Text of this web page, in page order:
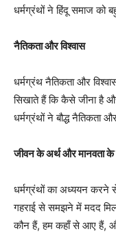
धर्मग्रंथों ने हिंदू समाज को
नैतिकता और विश्वास
धर्मग्रंथ नैतिकता और
सिखाते हैं कि कैसे जीना है
धर्मग्रंथों ने बौद्ध नैतिकता
जीवन के अर्थ और मानवता के
धर्मग्रंथों का अध्ययन करने
गहराई से समझने में मदद
कौन हैं, हम कहाँ से आए हैं,